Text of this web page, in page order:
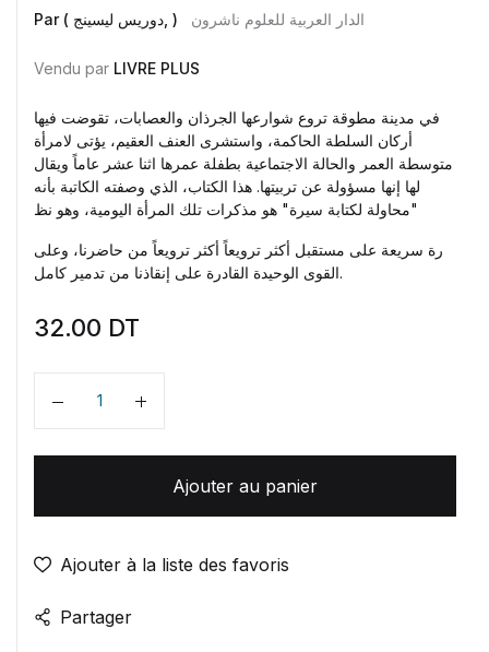
Par ( دوريس ليسينج, ) الدار العربية للعلوم ناشرون
Vendu par LIVRE PLUS
في مدينة مطوقة تروع شوارعها الجرذان والعصابات، تقوضت فيها
أركان السلطة الحاكمة، واستشرى العنف العقيم، يؤتى لامرأة
متوسطة العمر والحالة الاجتماعية بطفلة عمرها اثنا عشر عاماً ويقال
لها إنها مسؤولة عن تربيتها. هذا الكتاب، الذي وصفته الكاتبة بأنه
"محاولة لكتابة سيرة" هو مذكرات تلك المرأة اليومية، وهو نظ
رة سريعة على مستقبل أكثر ترويعاً أكثر ترويعاً من حاضرنا، وعلى
القوى الوحيدة القادرة على إنقاذنا من تدمير كامل.
32.00 DT
Quantité
Ajouter au panier
Ajouter à la liste des favoris
Partager